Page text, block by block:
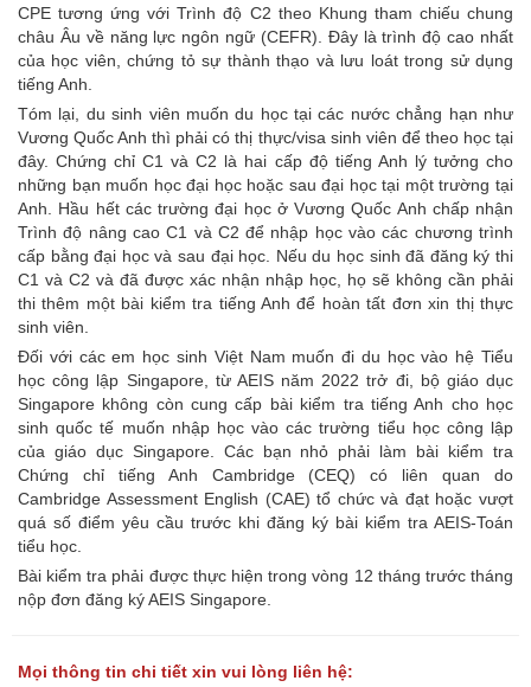
CPE tương ứng với Trình độ C2 theo Khung tham chiếu chung
châu Âu về năng lực ngôn ngữ (CEFR). Đây là trình độ cao nhất
của học viên, chứng tỏ sự thành thạo và lưu loát trong sử dụng
tiếng Anh.
Tóm lại, du sinh viên muốn du học tại các nước chẳng hạn như
Vương Quốc Anh thì phải có thị thực/visa sinh viên để theo học tại
đây. Chứng chỉ C1 và C2 là hai cấp độ tiếng Anh lý tưởng cho
những bạn muốn học đại học hoặc sau đại học tại một trường tại
Anh. Hầu hết các trường đại học ở Vương Quốc Anh chấp nhận
Trình độ nâng cao C1 và C2 để nhập học vào các chương trình
cấp bằng đại học và sau đại học. Nếu du học sinh đã đăng ký thi
C1 và C2 và đã được xác nhận nhập học, họ sẽ không cần phải
thi thêm một bài kiểm tra tiếng Anh để hoàn tất đơn xin thị thực
sinh viên.
Đối với các em học sinh Việt Nam muốn đi du học vào hệ Tiểu
học công lập Singapore, từ AEIS năm 2022 trở đi, bộ giáo dục
Singapore không còn cung cấp bài kiểm tra tiếng Anh cho học
sinh quốc tế muốn nhập học vào các trường tiểu học công lập
của giáo dục Singapore. Các bạn nhỏ phải làm bài kiểm tra
Chứng chỉ tiếng Anh Cambridge (CEQ) có liên quan do
Cambridge Assessment English (CAE) tổ chức và đạt hoặc vượt
quá số điểm yêu cầu trước khi đăng ký bài kiểm tra AEIS-Toán
tiểu học.
Bài kiểm tra phải được thực hiện trong vòng 12 tháng trước tháng
nộp đơn đăng ký AEIS Singapore.
Mọi thông tin chi tiết xin vui lòng liên hệ: